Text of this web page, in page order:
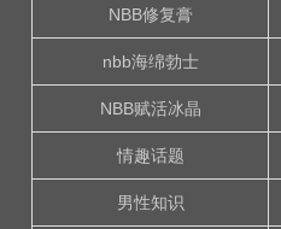
NBB修复膏
nbb海绵勃士
NBB赋活冰晶
情趣话题
男性知识